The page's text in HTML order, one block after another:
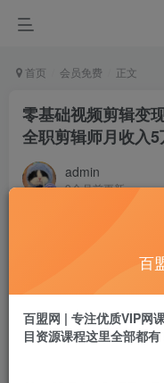
首页 会员免费 正文
零基础视频剪辑变
全职剪辑师月收入
admin
9个月前更新
百
百盟网 | 专注优质VIP网
目资源课程这里全部都有